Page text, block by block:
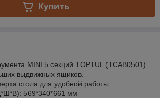
Купить
MINI 5 секций TOPTUL (TCAB0501)
выдвижных ящиков.
стола для удобной работы.
569*340*661 мм